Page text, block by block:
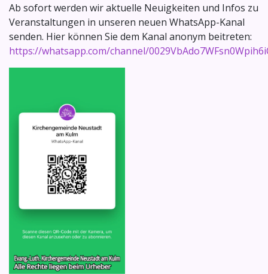
Ab sofort werden wir aktuelle Neuigkeiten und Infos zu
Veranstaltungen in unseren neuen WhatsApp-Kanal
senden. Hier können Sie dem Kanal anonym beitreten:
https://whatsapp.com/channel/